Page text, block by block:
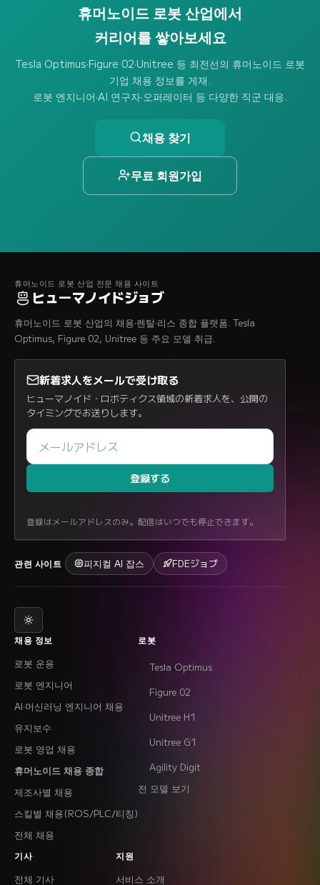
휴머노이드 로봇 산업에서
커리어를 쌓아보세요
Tesla Optimus·Figure 02·Unitree 등 최전선의 휴머노이드 로봇
기업 채용 정보를 게재.
로봇 엔지니어·AI 연구자·오퍼레이터 등 다양한 직군 대응.
채용 찾기
무료 회원가입
휴머노이드 로봇 산업 전문 채용 사이트
ヒューマノイドジョブ
휴머노이드 로봇 산업의 채용·렌탈·리스 종합 플랫폼. Tesla
Optimus, Figure 02, Unitree 등 주요 모델 취급.
新着求人をメールで受け取る
ヒューマノイド・ロボティクス領域の新着求人を、公開の
タイミングでお送りします。
登録する
登録はメールアドレスのみ。配信はいつでも停止できます。
관련 사이트 피지컬 AI 잡스 FDEジョブ
채용 정보
로봇 운용
로봇 엔지니어
AI·머신러닝 엔지니어 채용
유지보수
로봇 영업 채용
휴머노이드 채용 종합
제조사별 채용
스킬별 채용(ROS/PLC/티칭)
전체 채용
로봇
Tesla Optimus
Figure 02
Unitree H1
Unitree G1
Agility Digit
전 모델 보기
기사
전체 기사
지원
서비스 소개